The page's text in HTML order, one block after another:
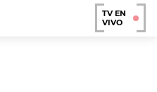
TV EN
VIVO